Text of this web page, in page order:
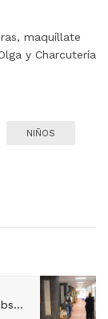
maquíllate
y Charcutería
NIÑOS
El corazón del Mercado está en el subsuelo